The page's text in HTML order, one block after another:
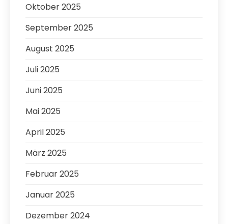
Oktober 2025
September 2025
August 2025
Juli 2025
Juni 2025
Mai 2025
April 2025
März 2025
Februar 2025
Januar 2025
Dezember 2024